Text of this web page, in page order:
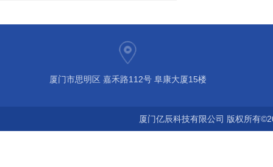
厦门市思明区 嘉禾路112号 阜康大厦15楼
厦门亿辰科技有限公司 版权所有